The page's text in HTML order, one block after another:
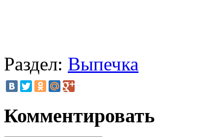
Раздел: Выпечка
Комментировать